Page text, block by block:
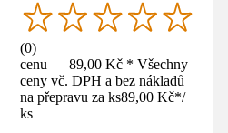
(0)
cenu — 89,00 Kč * Všechny
ceny vč. DPH a bez nákladů
na přepravu za ks89,00 Kč*/
ks